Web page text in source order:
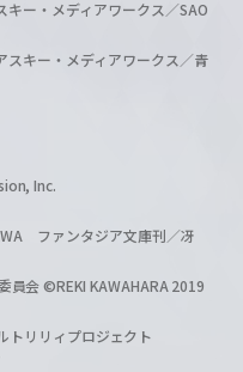
ー・メディアワークス／SAO
キー・メディアワークス／青
Inc.
ファンタジア文庫刊／冴
会 ©REKI KAWAHARA 2019
トリリィプロジェクト